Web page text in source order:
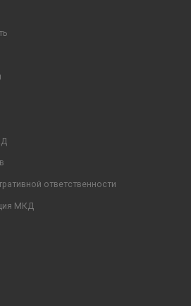
ответственности
МКД